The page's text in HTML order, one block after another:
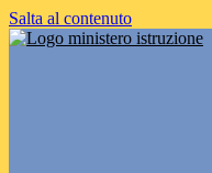
Salta al contenuto